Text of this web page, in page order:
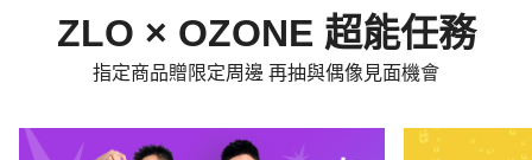
ZLO × OZONE 超能任務
指定商品贈限定周邊 再抽與偶像見面機會